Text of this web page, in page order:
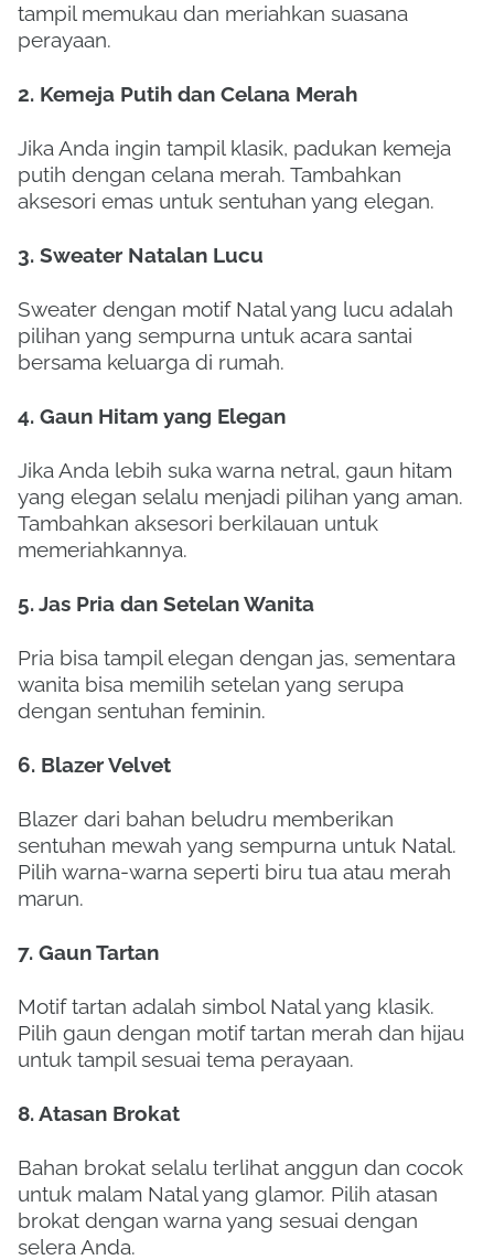
tampil memukau dan meriahkan suasana
perayaan.
2. Kemeja Putih dan Celana Merah
Jika Anda ingin tampil klasik, padukan kemeja
putih dengan celana merah. Tambahkan
aksesori emas untuk sentuhan yang elegan.
3. Sweater Natalan Lucu
Sweater dengan motif Natal yang lucu adalah
pilihan yang sempurna untuk acara santai
bersama keluarga di rumah.
4. Gaun Hitam yang Elegan
Jika Anda lebih suka warna netral, gaun hitam
yang elegan selalu menjadi pilihan yang aman.
Tambahkan aksesori berkilauan untuk
memeriahkannya.
5. Jas Pria dan Setelan Wanita
Pria bisa tampil elegan dengan jas, sementara
wanita bisa memilih setelan yang serupa
dengan sentuhan feminin.
6. Blazer Velvet
Blazer dari bahan beludru memberikan
sentuhan mewah yang sempurna untuk Natal.
Pilih warna-warna seperti biru tua atau merah
marun.
7. Gaun Tartan
Motif tartan adalah simbol Natal yang klasik.
Pilih gaun dengan motif tartan merah dan hijau
untuk tampil sesuai tema perayaan.
8. Atasan Brokat
Bahan brokat selalu terlihat anggun dan cocok
untuk malam Natal yang glamor. Pilih atasan
brokat dengan warna yang sesuai dengan
selera Anda.